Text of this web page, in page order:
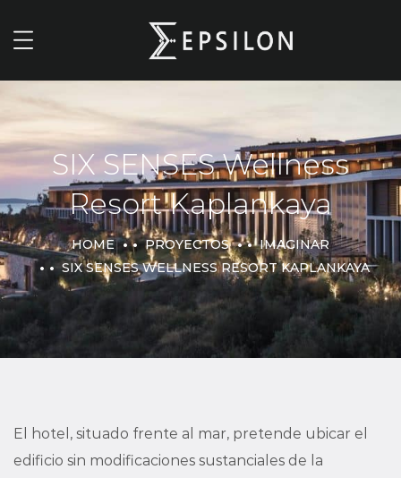
SIX SENSES Wellness
Resort Kaplankaya
HOME PROYECTOS
IMAGINAR
SIX SENSES WELLNESS RESORT KAPLANKAYA
El hotel, situado frente al mar, pretende ubicar el
edificio sin modificaciones sustanciales de la